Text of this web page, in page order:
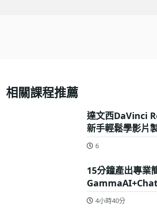
相關課程推薦
達文西DaVinci
新手輕鬆學影片
6
15分鐘產出專業
效實戰攻略
4小時40分